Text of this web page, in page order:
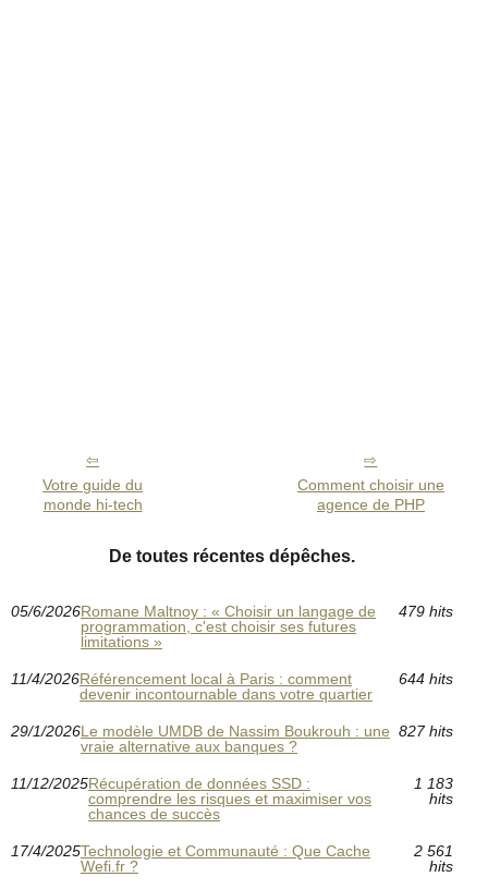
Votre guide du
monde hi-tech
Comment choisir une
agence de PHP
De toutes récentes dépêches.
05/6/2026Romane Maltnoy : « Choisir un langage de
programmation, c'est choisir ses futures
limitations »
479 hits
11/4/2026Référencement local à Paris : comment
devenir incontournable dans votre quartier
644 hits
29/1/2026Le modèle UMDB de Nassim Boukrouh : une
vraie alternative aux banques ?
827 hits
11/12/2025Récupération de données SSD :
comprendre les risques et maximiser vos
chances de succès
1 183
hits
17/4/2025Technologie et Communauté : Que Cache
Wefi.fr ?
2 561
hits